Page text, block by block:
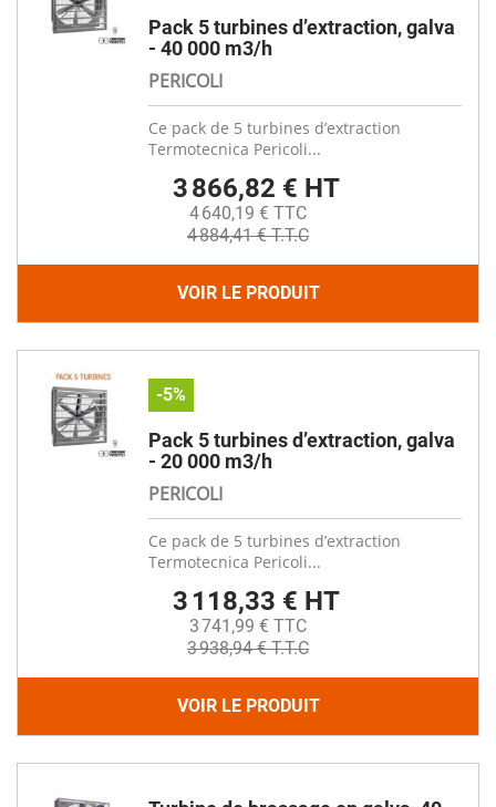
Pack 5 turbines d’extraction, galva
- 40 000 m3/h
PERICOLI
Ce pack de 5 turbines d’extraction
Termotecnica Pericoli...
3 866,82 € HT
4 640,19 € TTC
4 884,41 € T.T.C
VOIR LE PRODUIT
-5%
Pack 5 turbines d’extraction, galva
- 20 000 m3/h
PERICOLI
Ce pack de 5 turbines d’extraction
Termotecnica Pericoli...
3 118,33 € HT
3 741,99 € TTC
3 938,94 € T.T.C
VOIR LE PRODUIT